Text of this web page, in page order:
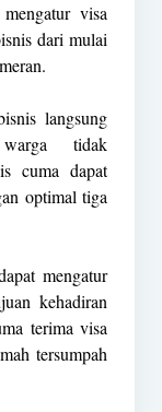
visa
dari mulai
langsung
tidak
cuma dapat
optimal tiga
mengatur
kehadiran
terima visa
tersumpah